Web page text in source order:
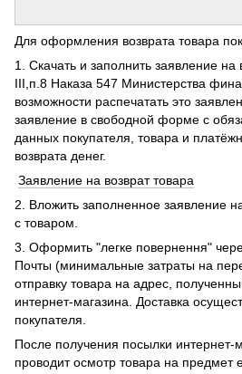
Для оформления возврата товара
1. Скачать и заполнить заявление на
ІІІ,п.8 Наказа 547 Министерства
возможности распечатать это
заявление в свободной форме с
данных покупателя, товара и
возврата денег.
Заявление на возврат товара
2. Вложить заполненное заявление
с товаром.
3. Оформить "легке повернення"
Почты (минимальные затраты на
отправку товара на адрес,
интернет-магазина. Доставка
покупателя.
После получения посылки
проводит осмотр товара на предмет